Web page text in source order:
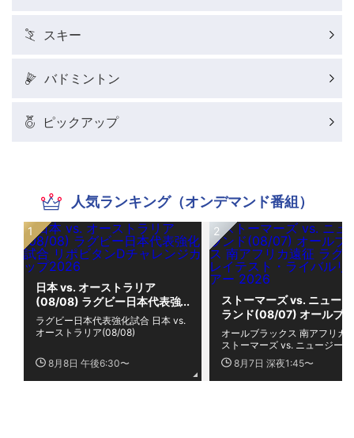
スキー
バドミントン
ピックアップ
人気ランキング（オンデマンド番組）
日本 vs. オーストラリア
(08/08) ラグビー日本代表強
化試合 リポビタンDチャレン
ジカップ2026
8月8日 午後6:30〜
ラグビー日本代表強化試合 日本 vs.
オーストラリア(08/08)
ストーマーズ vs. ニュー
ランド(08/07) オールブ
クス 南アフリカ遠征 ラグ
グレイテスト・ライバルリ
ー・ツアー 2026
8月7日 深夜1:45〜
オールブラックス 南アフリカ
ストーマーズ vs. ニュージー
(08/07)